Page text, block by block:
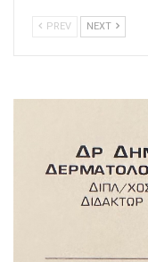
PREV NEXT